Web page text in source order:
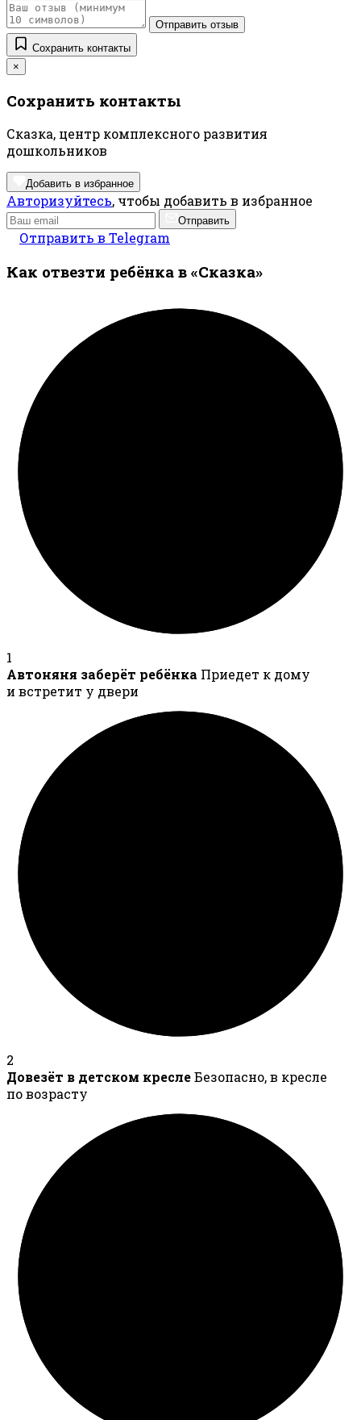
Отправить отзыв
Сохранить контакты
×
Сохранить контакты
Сказка, центр комплексного развития
дошкольников
Добавить в избранное
Авторизуйтесь, чтобы добавить в избранное
Отправить
Отправить в Telegram
Как отвезти ребёнка в «Сказка»
1
Автоняня заберёт ребёнка Приедет к дому
и встретит у двери
2
Довезёт в детском креслеБезопасно, в кресле
по возрасту